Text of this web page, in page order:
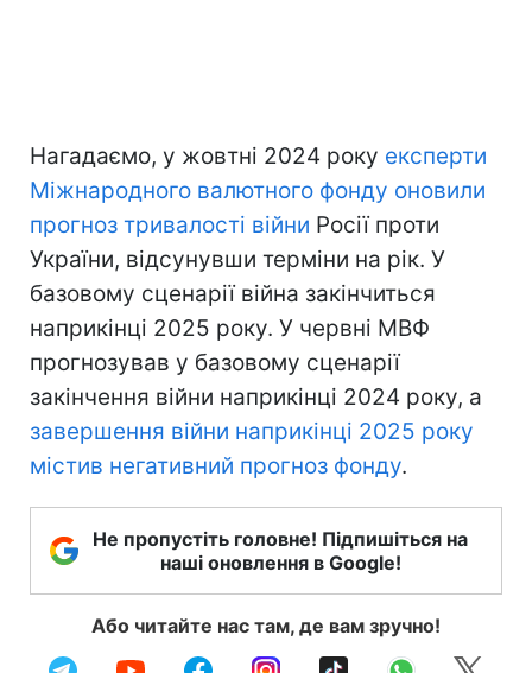
Нагадаємо, у жовтні 2024 року експерти
Міжнародного валютного фонду оновили
прогноз тривалості війни Росії проти
України, відсунувши терміни на рік. У
базовому сценарії війна закінчиться
наприкінці 2025 року. У червні МВФ
прогнозував у базовому сценарії
закінчення війни наприкінці 2024 року, а
завершення війни наприкінці 2025 року
містив негативний прогноз фонду.
Не пропустіть головне! Підпишіться на
наші оновлення в Google!
Або читайте нас там, де вам зручно!